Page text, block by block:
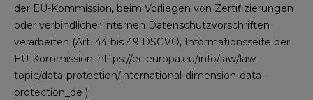
der EU-Kommission, beim Vorliegen von Zertifizierungen
oder verbindlicher internen Datenschutzvorschriften
verarbeiten (Art. 44 bis 49 DSGVO, Informationsseite der
EU-Kommission: https://ec.europa.eu/info/law/law-
topic/data-protection/international-dimension-data-
protection_de ).